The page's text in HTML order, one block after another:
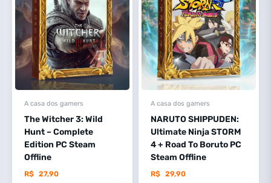
A casa dos gamers
The Witcher 3: Wild
Hunt – Complete
Edition PC Steam
Offline
R$ 27,90
A casa dos gamers
NARUTO SHIPPUDEN:
Ultimate Ninja STORM
4 + Road To Boruto PC
Steam Offline
R$ 29,90